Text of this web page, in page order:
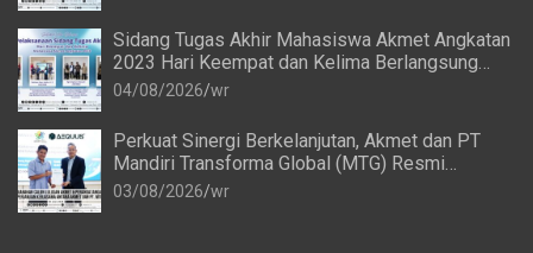
Sidang Tugas Akhir Mahasiswa Akmet Angkatan
2023 Hari Keempat dan Kelima Berlangsung
Lancar
04/08/2026 wr
Perkuat Sinergi Berkelanjutan, Akmet dan PT
Mandiri Transforma Global (MTG) Resmi
Perpanjang Perjanjian Kerja Sama
03/08/2026 wr